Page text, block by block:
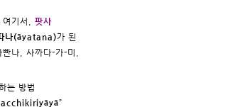
기서, 팟사
나(āyatana)가 된
나, 사까다-가-미,
는 방법
”